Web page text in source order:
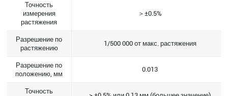
Точность
измерения
растяжения
＞±0.5%
Разрешение по
растяжению
1/500 000 от макс. растяжения
Разрешение по
положению, мм
0.013
Точность